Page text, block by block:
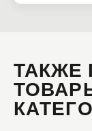
ТАКЖЕ